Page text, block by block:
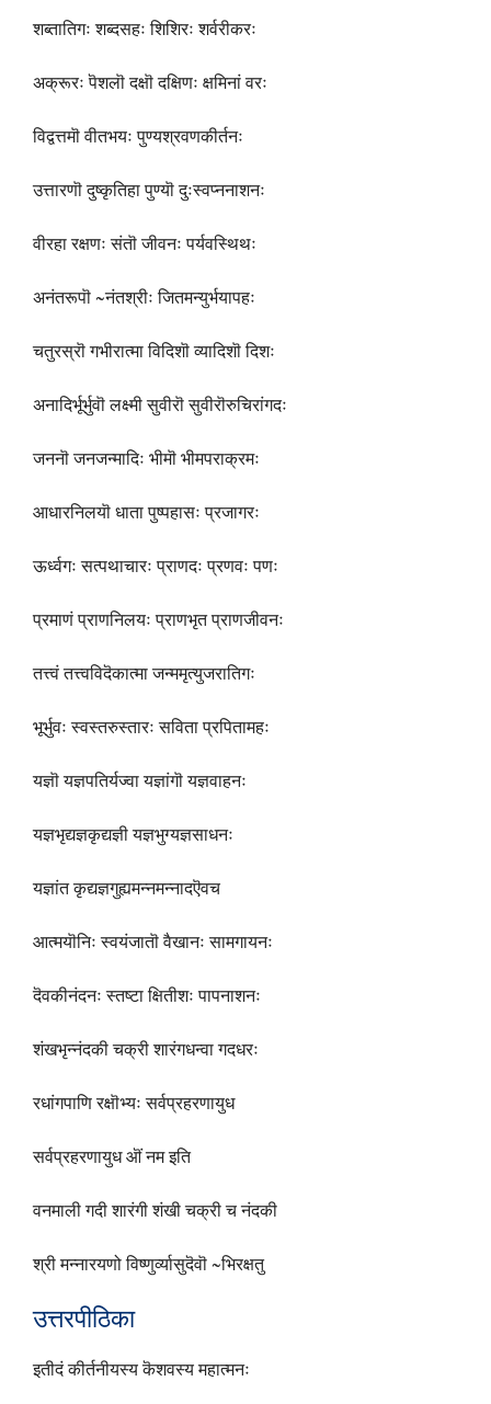
शब्तातिगः शब्दसहः शिशिरः शर्वरीकरः
अक्रूरः पॆशलॊ दक्षॊ दक्षिणः क्षमिनां वरः
विद्वत्तमॊ वीतभयः पुण्यश्रवणकीर्तनः
उत्तारणॊ दुष्कृतिहा पुण्यॊ दुःस्वप्ननाशनः
वीरहा रक्षणः संतॊ जीवनः पर्यवस्थिथः
अनंतरूपॊ ~नंतश्रीः जितमन्युर्भयापहः
चतुरस्रॊ गभीरात्मा विदिशॊ व्यादिशॊ दिशः
अनादिर्भूर्भुवॊ लक्ष्मी सुवीरॊ सुवीरॊरुचिरांगदः
जननॊ जनजन्मादिः भीमॊ भीमपराक्रमः
आधारनिलयॊ धाता पुष्पहासः प्रजागरः
ऊर्ध्वगः सत्पथाचारः प्राणदः प्रणवः पणः
प्रमाणं प्राणनिलयः प्राणभृत प्राणजीवनः
तत्त्वं तत्त्वविदॆकात्मा जन्ममृत्युजरातिगः
भूर्भुवः स्वस्तरुस्तारः सविता प्रपितामहः
यज्ञॊ यज्ञपतिर्यज्वा यज्ञांगॊ यज्ञवाहनः
यज्ञभृद्यज्ञकृद्यज्ञी यज्ञभुग्यज्ञसाधनः
यज्ञांत कृद्यज्ञगुह्यमन्नमन्नाद‌ऎवच
आत्मयॊनिः स्वयंजातॊ वैखानः सामगायनः
दॆवकीनंदनः स्तष्टा क्षितीशः पापनाशनः
शंखभृन्नंदकी चक्री शारंगधन्वा गदधरः
रधांगपाणि रक्षॊभ्यः सर्वप्रहरणायुध
सर्वप्रहरणायुध ऒं नम इति
वनमाली गदी शारंगी शंखी चक्री च नंदकी
श्री मन्नारयणो विष्णुर्व्यासुदॆवॊ ~भिरक्षतु
उत्तरपीठिका
इतीदं कीर्तनीयस्य कॆशवस्य महात्मनः